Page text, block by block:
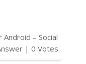
– Social
| 0 Votes